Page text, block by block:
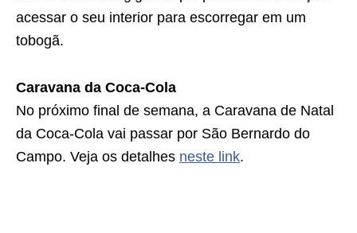
acessar o seu interior para escorregar em um
tobogã.
Caravana da Coca-Cola
No próximo final de semana, a Caravana de Natal
da Coca-Cola vai passar por São Bernardo do
Campo. Veja os detalhes neste link.